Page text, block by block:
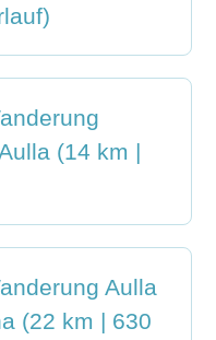
(14 km |
Aulla
(22 km | 630